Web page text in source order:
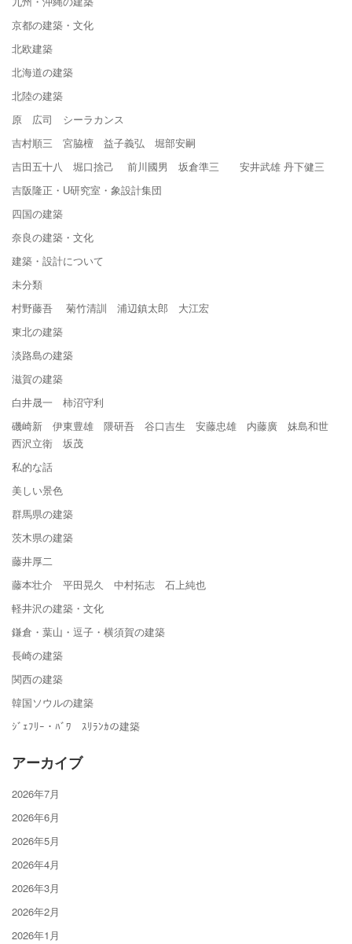
京都の建築・文化
北欧建築
北海道の建築
北陸の建築
原 広司 シーラカンス
吉村順三 宮脇檀 益子義弘 堀部安嗣
吉田五十八 堀口捨己 前川國男 坂倉準三 安井武雄 丹下健三
吉阪隆正・U研究室・象設計集団
四国の建築
奈良の建築・文化
建築・設計について
未分類
村野藤吾 菊竹清訓 浦辺鎮太郎 大江宏
東北の建築
淡路島の建築
滋賀の建築
白井晟一 柿沼守利
磯崎新 伊東豊雄 隈研吾 谷口吉生 安藤忠雄 内藤廣 妹島和世
西沢立衛 坂茂
私的な話
美しい景色
群馬県の建築
茨木県の建築
藤井厚二
藤本壮介 平田晃久 中村拓志 石上純也
軽井沢の建築・文化
鎌倉・葉山・逗子・横須賀の建築
長崎の建築
関西の建築
韓国ソウルの建築
ｼﾞｪﾌﾘｰ・ﾊﾞﾜ ｽﾘﾗﾝｶの建築
アーカイブ
2026年7月
2026年6月
2026年5月
2026年4月
2026年3月
2026年2月
2026年1月